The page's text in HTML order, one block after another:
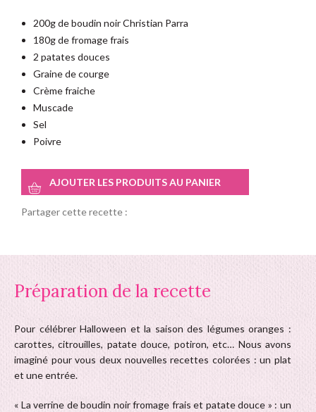
200g de boudin noir Christian Parra
180g de fromage frais
2 patates douces
Graine de courge
Crème fraiche
Muscade
Sel
Poivre
AJOUTER LES PRODUITS AU PANIER
Partager cette recette :
Préparation de la recette
Pour célébrer Halloween et la saison des légumes oranges :
carottes, citrouilles, patate douce, potiron, etc… Nous avons
imaginé pour vous deux nouvelles recettes colorées : un plat
et une entrée.
« La verrine de boudin noir fromage frais et patate douce » : un